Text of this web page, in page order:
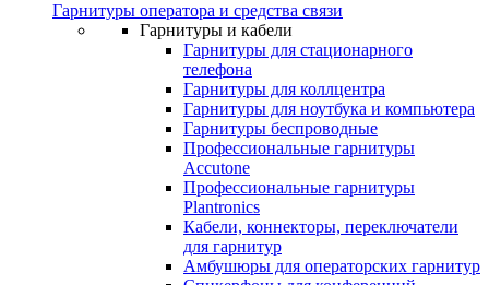
Гарнитуры оператора и средства связи
Гарнитуры и кабели
Гарнитуры для стационарного
телефона
Гарнитуры для коллцентра
Гарнитуры для ноутбука и компьютера
Гарнитуры беспроводные
Профессиональные гарнитуры
Accutone
Профессиональные гарнитуры
Plantronics
Кабели, коннекторы, переключатели
для гарнитур
Амбушюры для операторских гарнитур